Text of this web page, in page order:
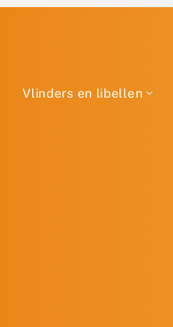
Vlinders en libellen